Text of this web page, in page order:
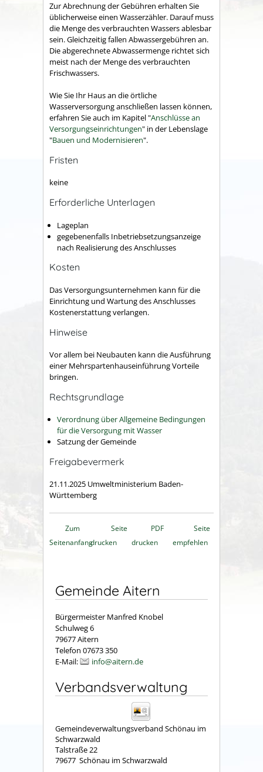
Zur Abrechnung der Gebühren erhalten Sie
üblicherweise einen Wasserzähler. Darauf muss
die Menge des verbrauchten Wassers ablesbar
sein. Gleichzeitig fallen Abwassergebühren an.
Die abgerechnete Abwassermenge richtet sich
meist nach der Menge des verbrauchten
Frischwassers.
Wie Sie Ihr Haus an die örtliche
Wasserversorgung anschließen lassen können,
erfahren Sie auch im Kapitel "Anschlüsse an
Versorgungseinrichtungen" in der Lebenslage
"Bauen und Modernisieren".
Fristen
keine
Erforderliche Unterlagen
Lageplan
gegebenenfalls Inbetriebsetzungsanzeige
nach Realisierung des Anschlusses
Kosten
Das Versorgungsunternehmen kann für die
Einrichtung und Wartung des Anschlusses
Kostenerstattung verlangen.
Hinweise
Vor allem bei Neubauten kann die Ausführung
einer Mehrspartenhauseinführung Vorteile
bringen.
Rechtsgrundlage
Verordnung über Allgemeine Bedingungen
für die Versorgung mit Wasser
Satzung der Gemeinde
Freigabevermerk
21.11.2025 Umweltministerium Baden-
Württemberg
Zum
Seitenanfang
Seite
drucken
PDF
drucken
Seite
empfehlen
Gemeinde Aitern
Bürgermeister Manfred Knobel
Schulweg 6
79677 Aitern
Telefon 07673 350
E-Mail:
info@aitern.de
Verbandsverwaltung
Gemeindeverwaltungsverband Schönau im
Schwarzwald
Talstraße 22
79677 Schönau im Schwarzwald